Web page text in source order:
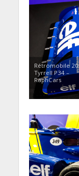
Rétromobile
Tyrrell P34 –
RaphCars